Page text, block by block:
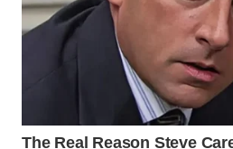
WN
SOLO